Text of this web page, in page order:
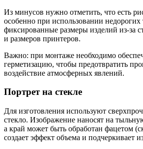
Из минусов нужно отметить, что есть
особенно при использовании недорогих
фиксированные размеры изделий из-за
и размеров принтеров.
Важно: при монтаже необходимо
герметизацию, чтобы предотвратить
воздействие атмосферных явлений.
Портрет на стекле
Для изготовления используют
стекло. Изображение наносят на
а край может быть обработан фацетом
создает эффект объема и подчеркивает